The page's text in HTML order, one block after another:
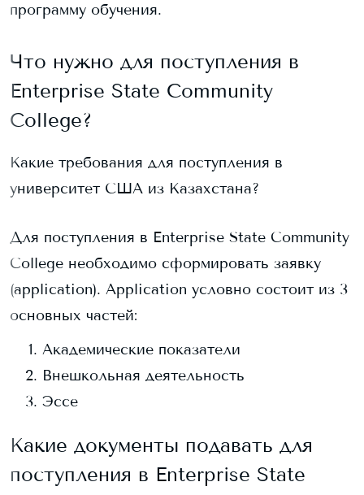
программу обучения.
Что нужно для поступления в
Enterprise State Community
College?
Какие требования для поступления в
университет США из Казахстана?
Для поступления в Enterprise State Community
College необходимо сформировать заявку
(application). Application условно состоит из 3
основных частей:
Академические показатели
Внешкольная деятельность
Эссе
Какие документы подавать для
поступления в Enterprise State